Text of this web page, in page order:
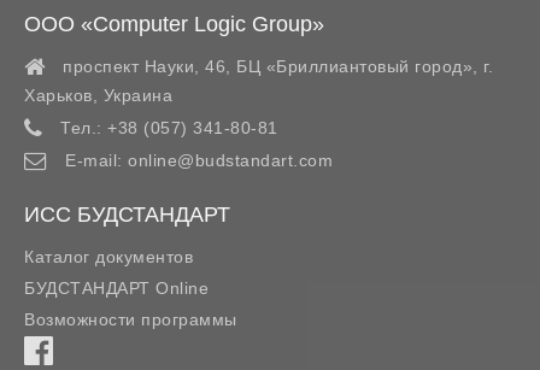
ООО «Computer Logic Group»
проспект Науки, 46, БЦ «Бриллиантовый город»,
г.
Харьков
Украина
Тел.: +38 (057) 341-80-81
E-mail: online@budstandart.com
ИСС БУДСТАНДАРТ
Каталог документов
БУДСТАНДАРТ Online
Возможности программы